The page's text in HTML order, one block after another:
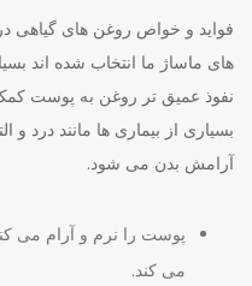
فواید و خواص روغن های
های ماساژ ما انتخاب شده اند
نفوذ عمیق تر روغن به پوست
بسیاری از بیماری ها مانند درد
آرامش بدن می شود.
پوست را نرم و آرام می
می کند.